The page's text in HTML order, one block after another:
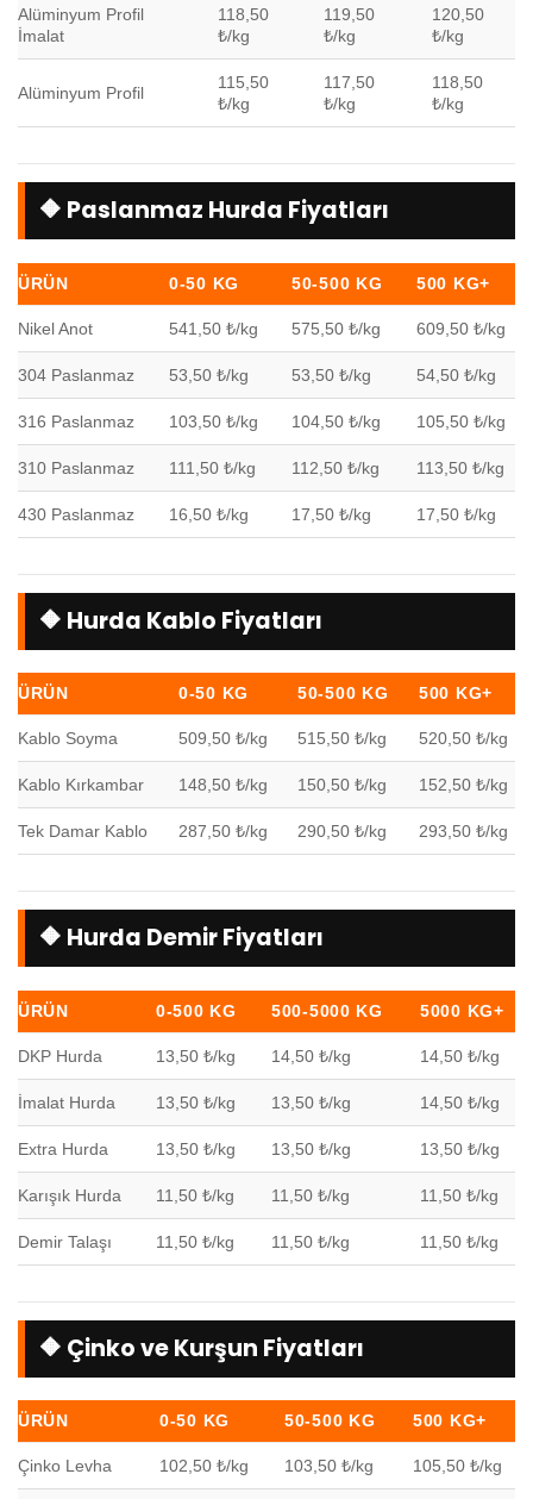
Alüminyum Profil
İmalat
118,50
₺/kg
119,50
₺/kg
120,50
₺/kg
Alüminyum Profil
115,50
₺/kg
117,50
₺/kg
118,50
₺/kg
🔶 Paslanmaz Hurda Fiyatları
ÜRÜN 0-50 KG 50-500 KG 500 KG+
Nikel Anot 541,50 ₺/kg 575,50 ₺/kg 609,50 ₺/kg
304 Paslanmaz 53,50 ₺/kg 53,50 ₺/kg 54,50 ₺/kg
316 Paslanmaz 103,50 ₺/kg 104,50 ₺/kg 105,50 ₺/kg
310 Paslanmaz 111,50 ₺/kg 112,50 ₺/kg 113,50 ₺/kg
430 Paslanmaz 16,50 ₺/kg 17,50 ₺/kg 17,50 ₺/kg
🔶 Hurda Kablo Fiyatları
ÜRÜN 0-50 KG 50-500 KG 500 KG+
Kablo Soyma 509,50 ₺/kg 515,50 ₺/kg 520,50 ₺/kg
Kablo Kırkambar 148,50 ₺/kg 150,50 ₺/kg 152,50 ₺/kg
Tek Damar Kablo 287,50 ₺/kg 290,50 ₺/kg 293,50 ₺/kg
🔶 Hurda Demir Fiyatları
ÜRÜN 0-500 KG 500-5000 KG 5000 KG+
DKP Hurda 13,50 ₺/kg 14,50 ₺/kg 14,50 ₺/kg
İmalat Hurda 13,50 ₺/kg 13,50 ₺/kg 14,50 ₺/kg
Extra Hurda 13,50 ₺/kg 13,50 ₺/kg 13,50 ₺/kg
Karışık Hurda 11,50 ₺/kg 11,50 ₺/kg 11,50 ₺/kg
Demir Talaşı 11,50 ₺/kg 11,50 ₺/kg 11,50 ₺/kg
🔶 Çinko ve Kurşun Fiyatları
ÜRÜN 0-50 KG 50-500 KG 500 KG+
Çinko Levha 102,50 ₺/kg 103,50 ₺/kg 105,50 ₺/kg